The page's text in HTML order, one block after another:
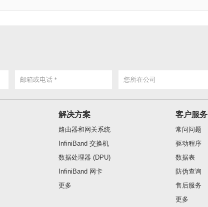
解决方案
路由器和网关系统
InfiniBand 交换机
数据处理器 (DPU)
InfiniBand 网卡
更多
客户服务
常问问题
驱动程序
数据表
防伪查询
售后服务
更多